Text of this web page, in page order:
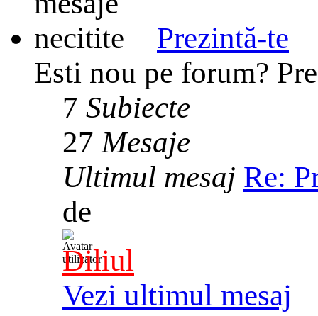
Prezintă-te
Esti nou pe forum?
7 Subiecte
27Mesaje
Ultimul mesaj Re:
de
Diliul
Vezi ultimul mesaj